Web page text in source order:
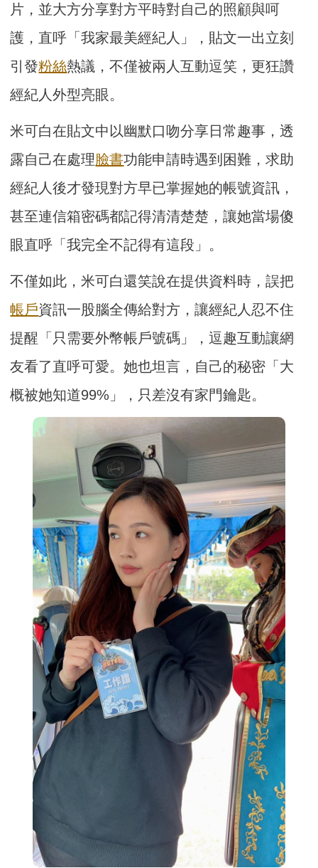
片，並大方分享對方平時對自己的照顧與呵
護，直呼「我家最美經紀人」，貼文一出立刻
引發粉絲熱議，不僅被兩人互動逗笑，更狂讚
經紀人外型亮眼。
米可白在貼文中以幽默口吻分享日常趣事，透
露自己在處理臉書功能申請時遇到困難，求助
經紀人後才發現對方早已掌握她的帳號資訊，
甚至連信箱密碼都記得清清楚楚，讓她當場傻
眼直呼「我完全不記得有這段」。
不僅如此，米可白還笑說在提供資料時，誤把
帳戶資訊一股腦全傳給對方，讓經紀人忍不住
提醒「只需要外幣帳戶號碼」，逗趣互動讓網
友看了直呼可愛。她也坦言，自己的秘密「大
概被她知道99%」，只差沒有家門鑰匙。